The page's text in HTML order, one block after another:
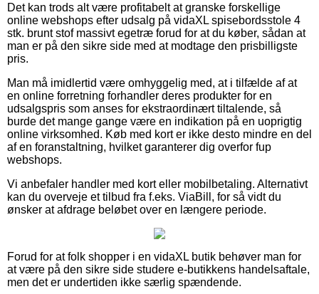
Det kan trods alt være profitabelt at granske forskellige
online webshops efter udsalg på vidaXL spisebordsstole 4
stk. brunt stof massivt egetræ forud for at du køber, sådan at
man er på den sikre side med at modtage den prisbilligste
pris.
Man må imidlertid være omhyggelig med, at i tilfælde af at
en online forretning forhandler deres produkter for en
udsalgspris som anses for ekstraordinært tiltalende, så
burde det mange gange være en indikation på en uoprigtig
online virksomhed. Køb med kort er ikke desto mindre en del
af en foranstaltning, hvilket garanterer dig overfor fup
webshops.
Vi anbefaler handler med kort eller mobilbetaling. Alternativt
kan du overveje et tilbud fra f.eks. ViaBill, for så vidt du
ønsker at afdrage beløbet over en længere periode.
Forud for at folk shopper i en vidaXL butik behøver man for
at være på den sikre side studere e-butikkens handelsaftale,
men det er undertiden ikke særlig spændende.